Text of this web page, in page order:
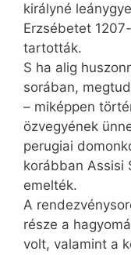
királyné
Erzsébetet
tartották.
S ha alig
sorában,
– miképpen
özvegyének
perugiai
korábban Assisi
emelték.
A
része a
volt, valamint a